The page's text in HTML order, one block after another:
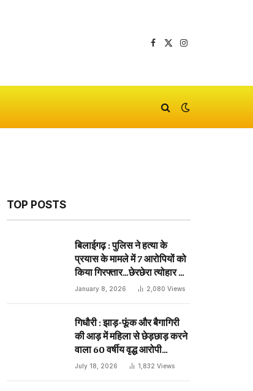
Facebook
X
Instagram
TOP POSTS
बिलाईगढ़ : पुलिस ने हत्या के
प्रयास के मामले में 7 आरोपियों को
किया गिरफ्तार…छेरछेरा त्योहार के
दिन प्राणघातक हमले को दिया था
January 8, 2026 2,080 Views
गिधौरी : झाड़-फूंक और बैगागिरी
की आड़ में महिला से छेड़छाड़ करने
वाला 60 वर्षीय वृद्ध आरोपी
गिरफ्तार…
July 18, 2026 1,832 Views